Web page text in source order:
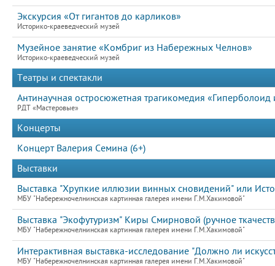
Экскурсия «От гигантов до карликов»
Историко-краеведческий музей
Музейное занятие «Комбриг из Набережных Челнов»
Историко-краеведческий музей
Театры и спектакли
Антинаучная остросюжетная трагикомедия
РДТ «Мастеровые»
Концерты
Концерт Валерия Семина (6+)
Выставки
Выставка "Хрупкие иллюзии винных сновидений" или
МБУ "Набережночелнинская картинная галерея имени Г.М.Хакимовой"
Выставка "Экофутуризм" Киры Смирновой (ручное
МБУ "Набережночелнинская картинная галерея имени Г.М.Хакимовой"
Интерактивная выставка-исследование "Должно ли
МБУ "Набережночелнинская картинная галерея имени Г.М.Хакимовой"